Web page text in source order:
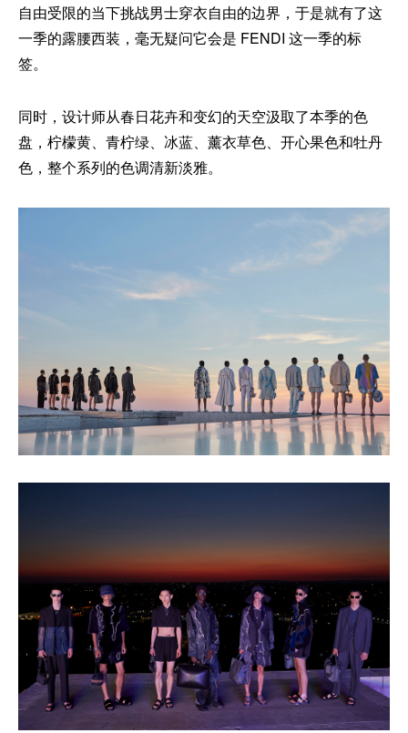
自由受限的当下挑战男士穿衣自由的边界，于是就有了这
一季的露腰西装，毫无疑问它会是 FENDI 这一季的标
签。
同时，设计师从春日花卉和变幻的天空汲取了本季的色
盘，柠檬黄、青柠绿、冰蓝、薰衣草色、开心果色和牡丹
色，整个系列的色调清新淡雅。